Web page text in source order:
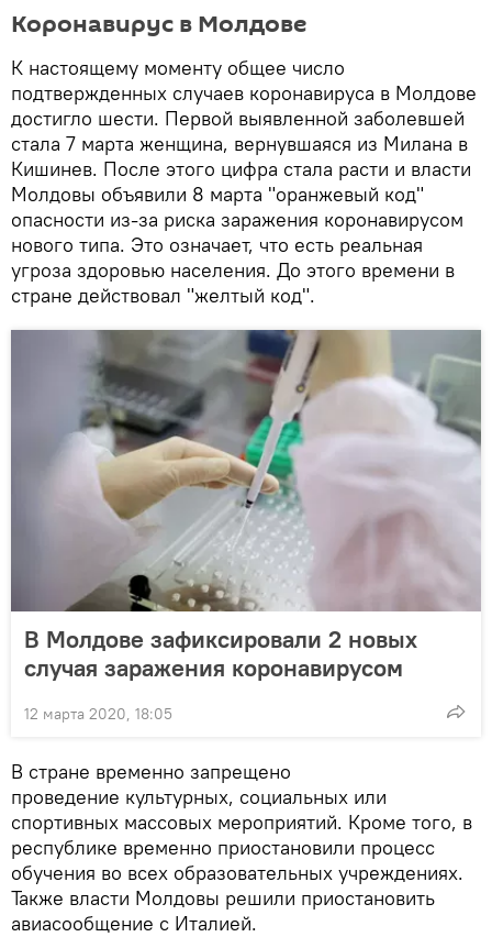
Коронавирус в Молдове
К настоящему моменту общее число
подтвержденных случаев коронавируса в Молдове
достигло шести. Первой выявленной заболевшей
стала 7 марта женщина, вернувшаяся из Милана в
Кишинев. После этого цифра стала расти и власти
Молдовы объявили 8 марта "оранжевый код"
опасности из-за риска заражения коронавирусом
нового типа. Это означает, что есть реальная
угроза здоровью населения. До этого времени в
стране действовал "желтый код".
В Молдове зафиксировали 2 новых
случая заражения коронавирусом
12 марта 2020, 18:05
В стране временно запрещено
проведение культурных, социальных или
спортивных массовых мероприятий. Кроме того, в
республике временно приостановили процесс
обучения во всех образовательных учреждениях.
Также власти Молдовы решили приостановить
авиасообщение с Италией.